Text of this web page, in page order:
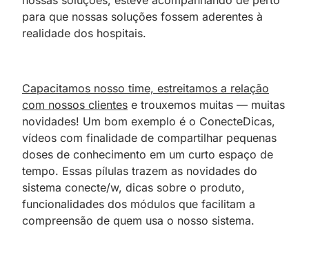
para que nossas soluções fossem aderentes à
realidade dos hospitais.
Capacitamos nosso time, estreitamos a relação
com nossos clientes e trouxemos muitas — muitas
novidades! Um bom exemplo é o ConecteDicas,
vídeos com finalidade de compartilhar pequenas
doses de conhecimento em um curto espaço de
tempo. Essas pílulas trazem as novidades do
sistema conecte/w, dicas sobre o produto,
funcionalidades dos módulos que facilitam a
compreensão de quem usa o nosso sistema.